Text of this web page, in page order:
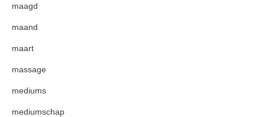
maagd
maand
maart
massage
mediums
mediumschap